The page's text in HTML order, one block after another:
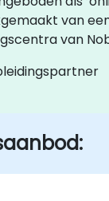
van
van